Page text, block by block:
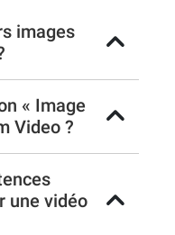
images
« Image
Video ?
une vidéo